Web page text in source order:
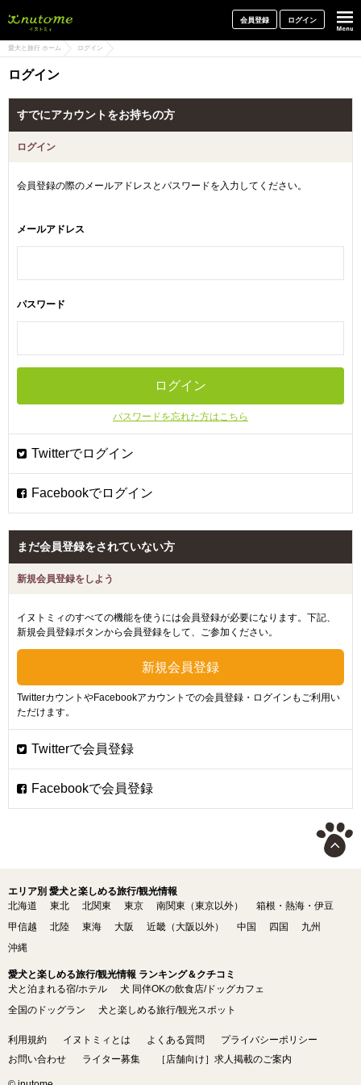
会員登録 ログイン
愛犬と旅行 ホーム ログイン
ログイン
すでにアカウントをお持ちの方
ログイン
会員登録の際のメールアドレスとパスワードを入力してください。
メールアドレス
パスワード
パスワードを忘れた方はこちら
まだ会員登録をされていない方
新規会員登録をしよう
イヌトミィのすべての機能を使うには会員登録が必要になります。下記、
新規会員登録ボタンから会員登録をして、ご参加ください。
TwitterカウントやFacebookアカウントでの会員登録・ログインもご利用い
ただけます。
エリア別 愛犬と楽しめる旅行/観光情報
北海道
東北 北関東 東京 南関東（東京以外）
箱根・熱海・伊豆
甲信越
北陸 東海 大阪 近畿（大阪以外） 中国 四国
九州
沖縄
愛犬と楽しめる旅行/観光情報 ランキング＆クチコミ
犬と泊まれる宿/ホテル
犬 同伴OKの飲食店/ドッグカフェ
全国のドッグラン
犬と楽しめる旅行/観光スポット
利用規約 イヌトミィとは よくある質問
プライバシーポリシー
お問い合わせ
ライター募集 ［店舗向け］求人掲載のご案内